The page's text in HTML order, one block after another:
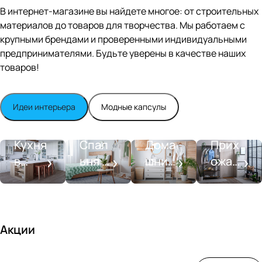
n
Whit
e
satin
В интернет-магазине вы найдете многое: от строительных
материалов до товаров для творчества. Мы работаем с
крупными брендами и проверенными индивидуальными
предпринимателями. Будьте уверены в качестве наших
товаров!
Идеи интерьера Модные капсулы
Кухня
в
стиле
Спал
ьня в
совре
Дома
шний
SPA-
Прих
ожая
со
Акции